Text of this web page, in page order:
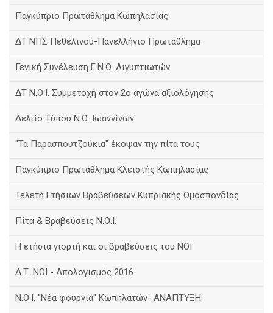
Παγκύπριο Πρωτάθλημα Κωπηλασίας
ΔΤ ΝΠΣ Πεθελινού-Πανελλήνιο Πρωτάθλημα
Γενική Συνέλευση Ε.Ν.Ο. Αιγυπτιωτών
ΔΤ Ν.Ο.Ι. Συμμετοχή στον 2ο αγώνα αξιολόγησης
Δελτίο Τύπου Ν.Ο. Ιωαννίνων
"Τα Παρασπουτζούκια" έκοψαν την πίτα τους
Παγκύπριο Πρωτάθλημα Κλειστής Κωπηλασίας
Τελετή Ετήσιων Βραβεύσεων Κυπριακής Ομοσπονδίας
Πίτα & Βραβεύσεις Ν.Ο.Ι.
Η ετήσια γιορτή και οι βραβεύσεις του ΝΟΙ
Δ.Τ. ΝΟΙ - Απολογισμός 2016
Ν.Ο.Ι. "Νέα φουρνιά" Κωπηλατών- ΑΝΑΠΤΥΞΗ